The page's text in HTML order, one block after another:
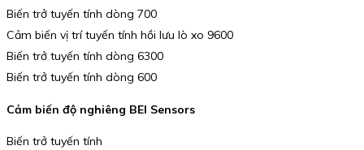
Biến trở tuyến tính dòng 700
Cảm biến vị trí tuyến tính hồi lưu lò xo 9600
Biến trở tuyến tính dòng 6300
Biến trở tuyến tính dòng 600
Cảm biến độ nghiêng BEI Sensors
Biến trở tuyến tính